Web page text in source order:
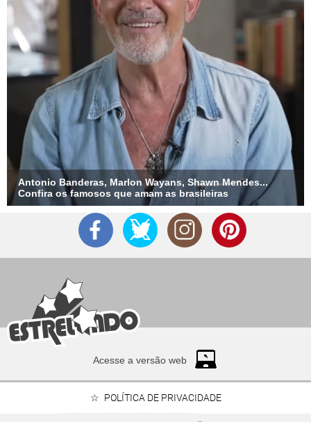
Antonio Banderas, Marlon Wayans, Shawn Mendes...
Confira os famosos que amam as brasileiras
Acesse a versão web
POLÍTICA DE PRIVACIDADE